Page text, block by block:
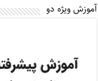
آموزش ویژه دو